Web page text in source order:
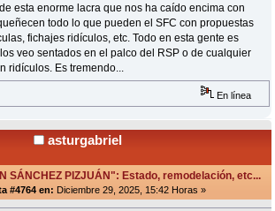
esta enorme lacra que nos ha caído encima con
todo lo que pueden el SFC con propuestas
fichajes ridículos, etc. Todo en esta gente es
veo sentados en el palco del RSP o de cualquier
ridículos. Es tremendo...
En línea
asturgabriel
SÁNCHEZ PIZJUÁN": Estado, remodelación, etc...
#4764 en: Diciembre 29, 2025, 15:42 Horas »